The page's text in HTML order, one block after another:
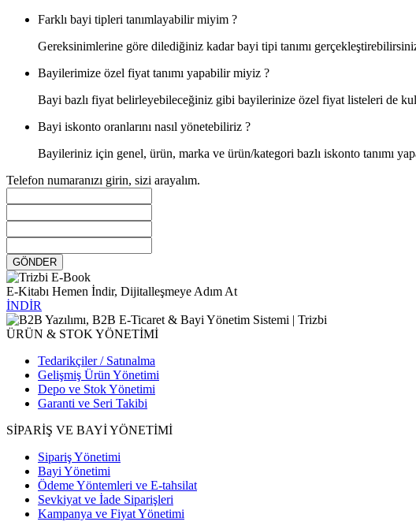
Farklı bayi tipleri tanımlayabilir miyim ?
Gereksinimlerine göre dilediğiniz kadar bayi tipi tanımı
Bayilerimize özel fiyat tanımı yapabilir miyiz ?
Bayi bazlı fiyat belirleyebileceğiniz gibi bayilerinize özel fiyat listeleri de
Bayi iskonto oranlarını nasıl yönetebiliriz ?
Bayileriniz için genel, ürün, marka ve ürün/kategori bazlı iskonto tanımı
Telefon numaranızı girin, sizi arayalım.
GÖNDER
E-Kitabı Hemen İndir, Dijitalleşmeye Adım At
İNDİR
ÜRÜN & STOK YÖNETİMİ
Tedarikçiler / Satınalma
Gelişmiş Ürün Yönetimi
Depo ve Stok Yönetimi
Garanti ve Seri Takibi
SİPARİŞ VE BAYİ YÖNETİMİ
Sipariş Yönetimi
Bayi Yönetimi
Ödeme Yöntemleri ve E-tahsilat
Sevkiyat ve İade Siparişleri
Kampanya ve Fiyat Yönetimi